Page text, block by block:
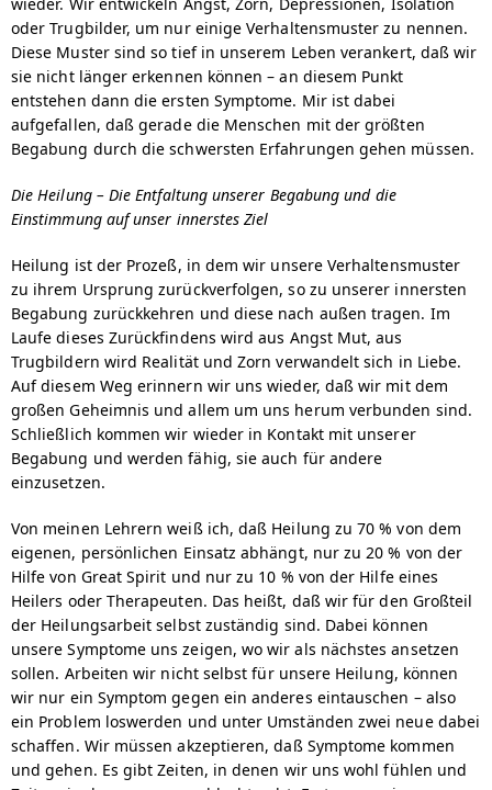
oder Trugbilder, um nur einige Verhaltensmuster zu nennen.
Diese Muster sind so tief in unserem Leben verankert, daß wir
sie nicht länger erkennen können – an diesem Punkt
entstehen dann die ersten Symptome. Mir ist dabei
aufgefallen, daß gerade die Menschen mit der größten
Begabung durch die schwersten Erfahrungen gehen müssen.
Die Heilung – Die Entfaltung unserer Begabung und die
Einstimmung auf unser innerstes Ziel
Heilung ist der Prozeß, in dem wir unsere Verhaltensmuster
zu ihrem Ursprung zurückverfolgen, so zu unserer innersten
Begabung zurückkehren und diese nach außen tragen. Im
Laufe dieses Zurückfindens wird aus Angst Mut, aus
Trugbildern wird Realität und Zorn verwandelt sich in Liebe.
Auf diesem Weg erinnern wir uns wieder, daß wir mit dem
großen Geheimnis und allem um uns herum verbunden sind.
Schließlich kommen wir wieder in Kontakt mit unserer
Begabung und werden fähig, sie auch für andere
einzusetzen.
Von meinen Lehrern weiß ich, daß Heilung zu 70 % von dem
eigenen, persönlichen Einsatz abhängt, nur zu 20 % von der
Hilfe von Great Spirit und nur zu 10 % von der Hilfe eines
Heilers oder Therapeuten. Das heißt, daß wir für den Großteil
der Heilungsarbeit selbst zuständig sind. Dabei können
unsere Symptome uns zeigen, wo wir als nächstes ansetzen
sollen. Arbeiten wir nicht selbst für unsere Heilung, können
wir nur ein Symptom gegen ein anderes eintauschen – also
ein Problem loswerden und unter Umständen zwei neue dabei
schaffen. Wir müssen akzeptieren, daß Symptome kommen
und gehen. Es gibt Zeiten, in denen wir uns wohl fühlen und